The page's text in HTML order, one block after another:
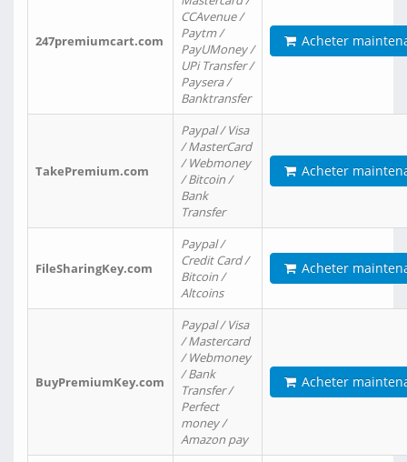
247premiumcart.com
CCAvenue /
Paytm /
PayUMoney /
UPi Transfer /
Paysera /
Banktransfer
Acheter
TakePremium.com
Paypal / Visa
/ MasterCard
/ Webmoney
/ Bitcoin /
Bank
Transfer
Acheter
FileSharingKey.com
Paypal /
Credit Card /
Bitcoin /
Altcoins
Acheter
BuyPremiumKey.com
Paypal / Visa
/ Mastercard
/ Webmoney
/ Bank
Transfer /
Perfect
money /
Amazon pay
Acheter